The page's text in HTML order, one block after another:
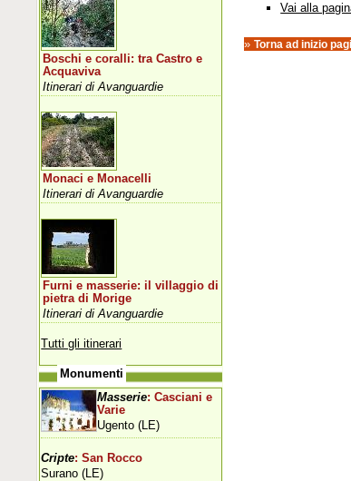
Vai alla
»Torna ad inizio
Boschi e coralli: tra Castro e
Acquaviva
Itinerari di Avanguardie
Monaci e Monacelli
Itinerari di Avanguardie
Furni e masserie: il villaggio di
pietra di Morige
Itinerari di Avanguardie
Tutti gli itinerari
Monumenti
Masserie: Casciani e
Varie
Ugento (LE)
Cripte: San Rocco
Surano (LE)